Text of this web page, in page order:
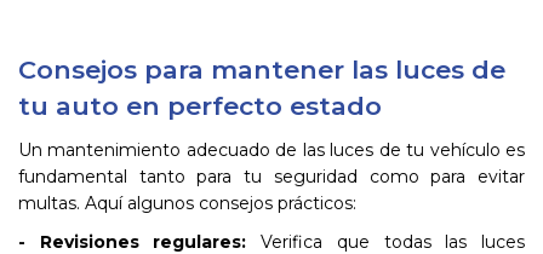
Consejos para mantener las luces de
tu auto en perfecto estado
Un mantenimiento adecuado de las luces de tu vehículo es
fundamental tanto para tu seguridad como para evitar
multas. Aquí algunos consejos prácticos:
- Revisiones regulares: Verifica que todas las luces